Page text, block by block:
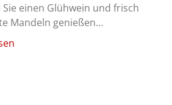
einen Glühwein und frisch
Mandeln genießen…